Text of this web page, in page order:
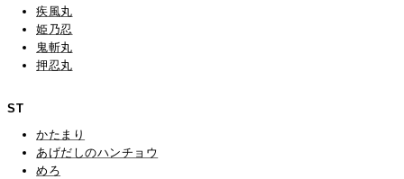
疾風丸
姫乃忍
鬼斬丸
押忍丸
ST
かたまり
あげだしのハンチョウ
めろ